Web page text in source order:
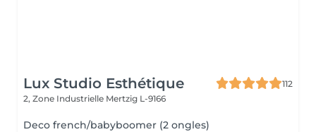
Lux Studio Esthétique
112
2, Zone Industrielle Mertzig L-9166
Deco french/babyboomer (2 ongles)